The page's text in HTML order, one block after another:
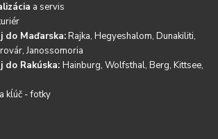
a servis
do Maďarska:Rajka, Hegyeshalom, Dunakiliti,
Janossomoria
do Rakúska:Hainburg, Wolfsthal, Berg, Kittsee,
kĺúč - fotky